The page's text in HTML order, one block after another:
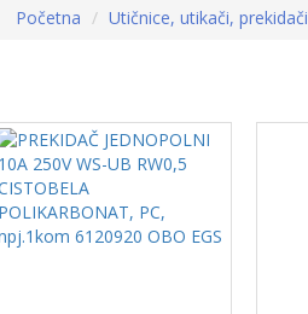
Početna Utičnice, utikači, prekidači